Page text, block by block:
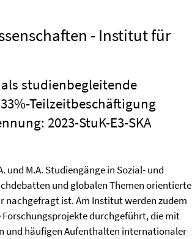
- Institut für
studienbegleitende
Teilzeitbeschäftigung
2023-StuK-E3-SKA
und M.A. Studiengänge in Sozial- und
und globalen Themen orientierte
nachgefragt ist. Am Institut werden zudem
durchgeführt, die mit
und häufigen Aufenthalten internationaler